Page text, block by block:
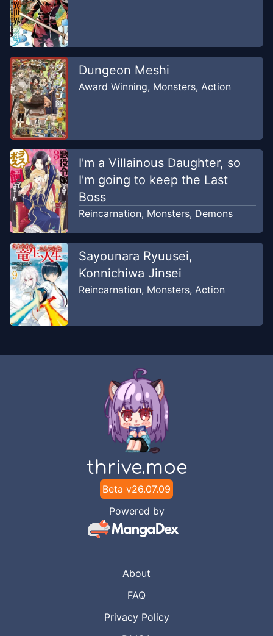
Dungeon Meshi
Award Winning, Monsters, Action
I'm a Villainous Daughter, so
I'm going to keep the Last
Boss
Reincarnation, Monsters, Demons
Sayounara Ryuusei,
Konnichiwa Jinsei
Reincarnation, Monsters, Action
thrive.moe
Beta v26.07.09
Powered by
About
FAQ
Privacy Policy